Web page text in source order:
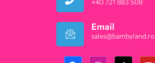
+40 721 883 508
Email
sales@bambyland.ro​